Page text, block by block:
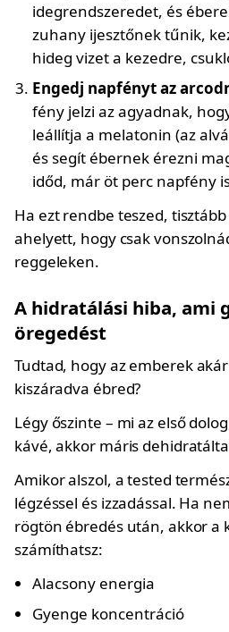
idegrendszeredet, és
zuhany ijesztőnek tűnik,
hideg vizet a kezedre,
Engedj napfényt az
fény jelzi az agyadnak,
leállítja a melatonin (az
és segít ébernek érezni
időd, már öt perc napfény
Ha ezt rendbe teszed,
ahelyett, hogy csak
reggeleken.
A hidratálási hiba, ami
öregedést
Tudtad, hogy az emberek
kiszáradva ébred?
Légy őszinte – mi az első
kávé, akkor máris
Amikor alszol, a tested
légzéssel és izzadással. Ha
rögtön ébredés után, akkor a
számíthatsz:
Alacsony energia
Gyenge koncentráció